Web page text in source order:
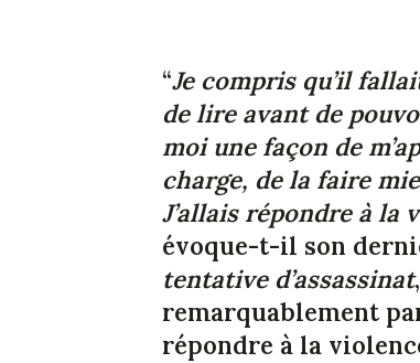
“Je compris qu’il
de lire avant de
moi une façon de
charge, de la faire
J’allais répondre à la
évoque-t-il son
tentative d’assassinat
remarquablement
répondre à la